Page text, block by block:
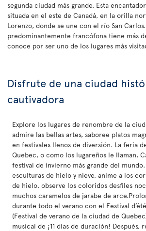
segunda ciudad más grande. Esta
situada en el este de Canadá, en la orilla
Lorenzo, donde se une con el río San
predominantemente francófona tiene más
conoce por ser uno de los lugares más
Disfrute de una ciudad
cautivadora
Explore los lugares de renombre de la
admire las bellas artes, saboree platos
en festivales llenos de diversión. La feria
Quebec, o como los lugareños le llaman,
festival de invierno más grande del
esculturas de hielo y nieve, anime a los
de hielo, observe los coloridos desfiles
muchos caramelos de jarabe de
durante todo el verano con el Festival
(Festival de verano de la ciudad de
musical de ¡11 días de duración! Después,